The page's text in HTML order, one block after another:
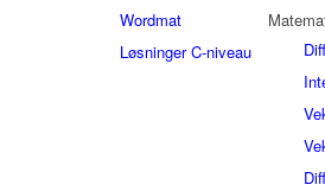
Wordmat
Løsninger C-niveau